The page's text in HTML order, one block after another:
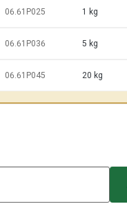
06.61P025 1 kg
06.61P036 5 kg
06.61P045 20 kg